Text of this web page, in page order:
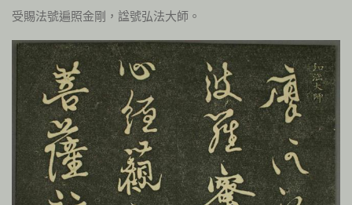
受賜法號遍照金剛，諡號弘法大師。